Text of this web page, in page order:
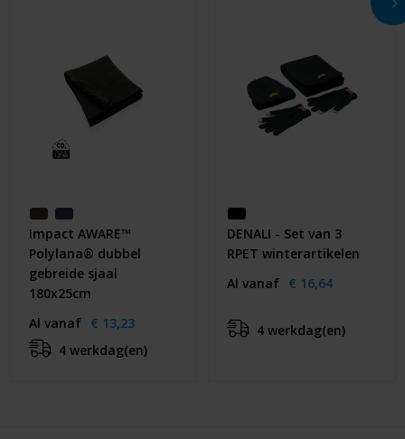
Impact AWARE™
Polylana® dubbel
gebreide sjaal
180x25cm
Al vanaf € 13,23
4 werkdag(en)
DENALI - Set van 3
RPET winterartikelen
Al vanaf € 16,64
4 werkdag(en)